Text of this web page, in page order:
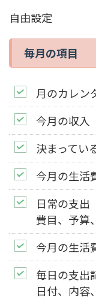
自由設定
毎月の項目
月のカレン
今月の収入
決まってい
今月の生活
日常の支出
費目、予算
今月の生活
毎日の支出
日付、内容